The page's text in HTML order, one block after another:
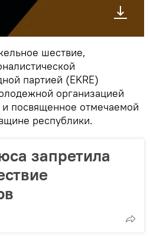
шествие,
партией (EKRE)
организацией
посвященное отмечаемой
республики.
запретила